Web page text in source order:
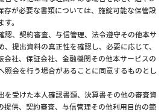
存が必要な書類については、施錠可能な保管設
。
認、契約審査、与信管理、法令遵守その他本サ
提出資料の真正性を確認し、必要に応じて、
会社、保証会社、金融機関その他本サービスの
照会を行う場合があることに同意するものとし
を受けた本人確認書類、決算書その他の審査資
提供、契約審査、与信管理その他利用目的の範